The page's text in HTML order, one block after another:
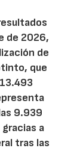
de 2026,
de
que
9.939
a
tras las